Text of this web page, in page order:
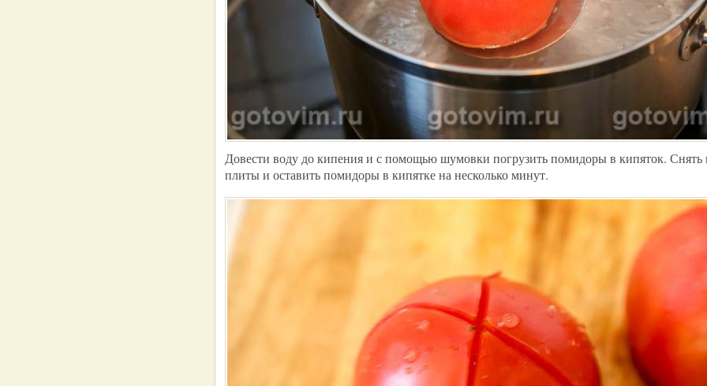
Довести воду до кипения и с помощью шумовки погрузить помидоры в кипяток. Снять
плиты и оставить помидоры в кипятке на несколько минут.